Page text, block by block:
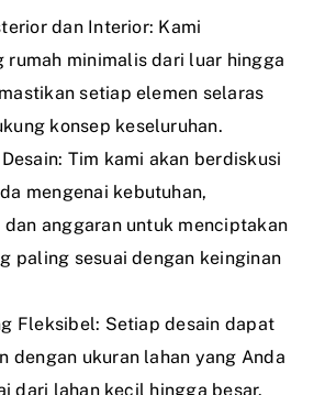
dan Interior: Kami
rumah minimalis dari luar hingga
setiap elemen selaras
konsep keseluruhan.
Tim kami akan berdiskusi
mengenai kebutuhan,
dan anggaran untuk menciptakan
paling sesuai dengan keinginan
Fleksibel: Setiap desain dapat
dengan ukuran lahan yang Anda
dari lahan kecil hingga besar.